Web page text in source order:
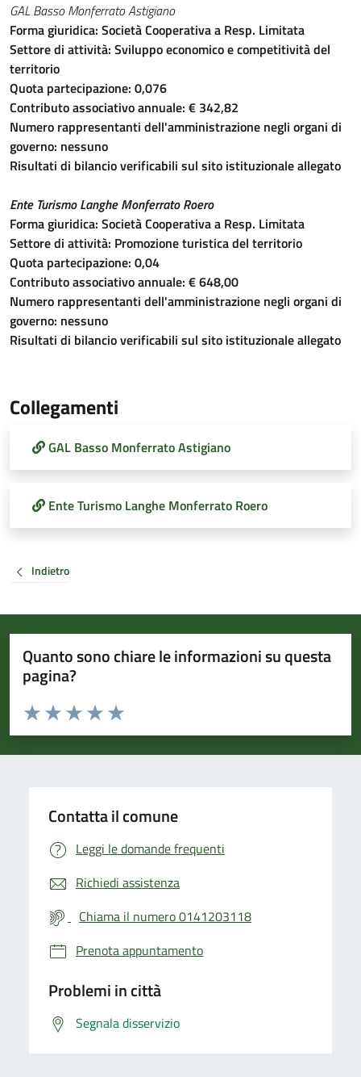
GAL Basso Monferrato Astigiano
Forma giuridica: Società Cooperativa a Resp. Limitata
Settore di attività: Sviluppo economico e competitività del
territorio
Quota partecipazione: 0,076
Contributo associativo annuale: € 342,82
Numero rappresentanti dell'amministrazione negli organi di
governo: nessuno
Risultati di bilancio verificabili sul sito istituzionale allegato
Ente Turismo Langhe Monferrato Roero
Forma giuridica: Società Cooperativa a Resp. Limitata
Settore di attività: Promozione turistica del territorio
Quota partecipazione: 0,04
Contributo associativo annuale: € 648,00
Numero rappresentanti dell'amministrazione negli organi di
governo: nessuno
Risultati di bilancio verificabili sul sito istituzionale allegato
Collegamenti
GAL Basso Monferrato Astigiano
Ente Turismo Langhe Monferrato Roero
Indietro
Quanto sono chiare le informazioni su questa
pagina?
Valuta da 1 a 5 stelle la pagina
Valuta 5 stelle su 5
Valuta 4 stelle su 5
Valuta 3 stelle su 5
Valuta 2 stelle su 5
Valuta 1 stelle su 5
Contatta il comune
Leggi le domande frequenti
Richiedi assistenza
Chiama il numero 0141203118
Prenota appuntamento
Problemi in città
Segnala disservizio